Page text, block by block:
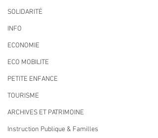
SOLIDARITÉ
INFO
ECONOMIE
ECO MOBILITE
PETITE ENFANCE
TOURISME
ARCHIVES ET PATRIMOINE
Instruction Publique & Familles